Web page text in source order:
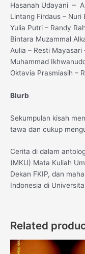
Hasanah Udayani –
Lintang Firdaus – Nuri
Yulia Putri – Randy
Bintara Muzammal
Aulia – Resti
Muhammad
Oktavia Prasmiasih –
Blurb
Sekumpulan kisah
tawa dan cukup
Cerita di dalam
(MKU) Mata Kuliah
Dekan FKIP, dan
Indonesia di
Related